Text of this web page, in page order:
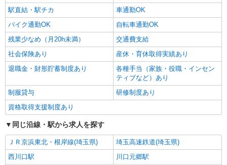
駅直結・駅チカ
車通勤OK
バイク通勤OK
自転車通勤OK
残業少なめ（月20h未満）
交通費支給
社会保険あり
産休・育休取得実績あり
退職金・財形貯蓄制度あり
各種手当（家族・役職・インセン
ティブなど）あり
制服貸与
研修制度あり
資格取得支援制度あり
同じ沿線・駅から求人を探す
ＪＲ京浜東北・根岸線(埼玉県)
埼玉高速鉄道(埼玉県)
西川口駅
川口元郷駅